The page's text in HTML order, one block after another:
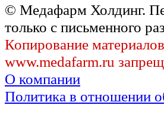
© Медафарм Холдинг.
только с письменного
Копирование
www.medafarm.ru
О компании
Политика в отношении